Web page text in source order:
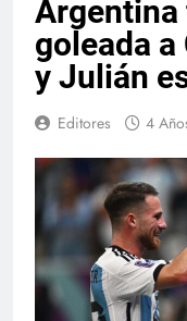
Argentina
goleada
y Julián
Editores 4